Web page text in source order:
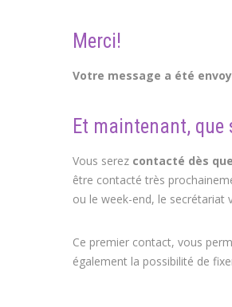
Merci!
Votre message a été
Et maintenant, que
Vous serez contacté dès
être contacté très
ou le week-end, le secrétariat
Ce premier contact, vous
également la possibilité de